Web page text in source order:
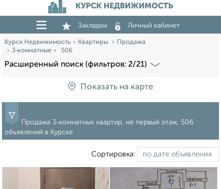
КУРСК НЕДВИЖИМОСТЬ
Закладки Личный кабинет
Курск Недвижимость Квартиры
Продажа
3‑комнатные
506
Расширенный поиск (фильтров: 2/21)
Показать на карте
Продажа 3‑комнатных квартир, не первый этаж, 506
объявлений в Курске
Сортировка: